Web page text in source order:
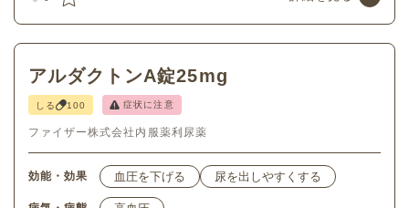
アルダクトンA錠25mg
しる 100 症状に注意
ファイザー株式会社 内服薬利尿薬
効能・効果 血圧を下げる 尿を出しやすくする